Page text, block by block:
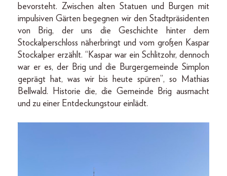
bevorsteht. Zwischen alten Statuen und Burgen mit
impulsiven Gärten begegnen wir den Stadtpräsidenten
von Brig, der uns die Geschichte hinter dem
Stockalperschloss näherbringt und vom großen Kaspar
Stockalper erzählt. “Kaspar war ein Schlitzohr, dennoch
war er es, der Brig und die Burgergemeinde Simplon
geprägt hat, was wir bis heute spüren”, so Mathias
Bellwald. Historie die, die Gemeinde Brig ausmacht
und zu einer Entdeckungstour einlädt.